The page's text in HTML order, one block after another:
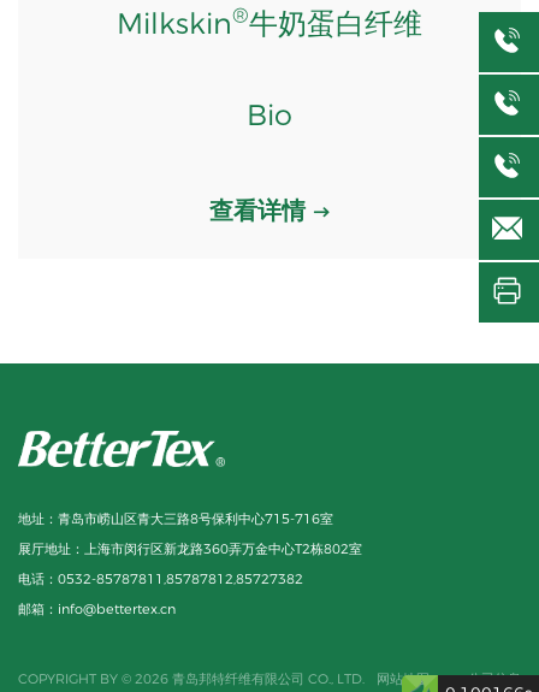
Milkskin®牛奶蛋白纤维
Bio
查看详情
地址： 青岛市崂山区青大三路8号保利中心715-716室
展厅地址： 上海市闵行区新龙路360弄万金中心T2栋802室
电话： 0532-85787811,85787812,85727382
邮箱： info@bettertex.cn
COPYRIGHT BY © 2026 青岛邦特纤维有限公司 CO., LTD. 网站地图 公司信息